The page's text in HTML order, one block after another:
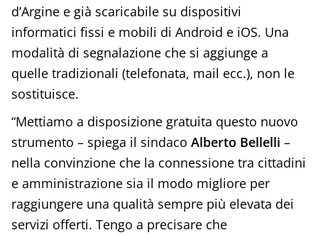
d’Argine e già scaricabile su dispositivi
informatici fissi e mobili di Android e iOS. Una
modalità di segnalazione che si aggiunge a
quelle tradizionali (telefonata, mail ecc.), non le
sostituisce.
“Mettiamo a disposizione gratuita questo nuovo
strumento – spiega il sindaco Alberto Bellelli –
nella convinzione che la connessione tra cittadini
e amministrazione sia il modo migliore per
raggiungere una qualità sempre più elevata dei
servizi offerti. Tengo a precisare che